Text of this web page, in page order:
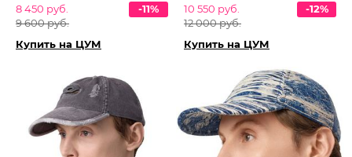
8 450 руб.
9 600 руб.
-11%
Купить на ЦУМ
10 550 руб.
12 000 руб.
-12%
Купить на ЦУМ